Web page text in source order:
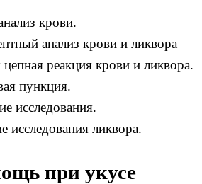
крови.
анализ крови и ликвора
реакция крови и ликвора.
пункция.
исследования.
исследования ликвора.
при укусе